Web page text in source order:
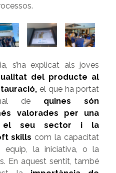
s’ha explicat als joves
del producte al
el que ha portat
de quines són
valorades per una
el seu sector i la
skills com la capacitat
equip, la iniciativa, o la
En aquest sentit, també